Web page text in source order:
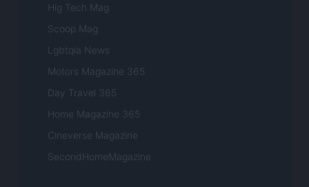
Hig Tech Mag
Scoop Mag
Lgbtqia News
Motors Magazine 365
Day Travel 365
Home Magazine 365
Cineverse Magazine
SecondHomeMagazine